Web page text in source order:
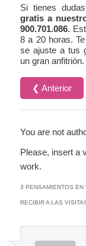
Si tienes
gratis a
900.701.086.
8 a 20 horas.
se ajuste a tus
un gran anfitrión.
❮ Anterior
You are not
Please, insert a
work.
3 PENSAMIENTOS EN
RECIBIR A LAS